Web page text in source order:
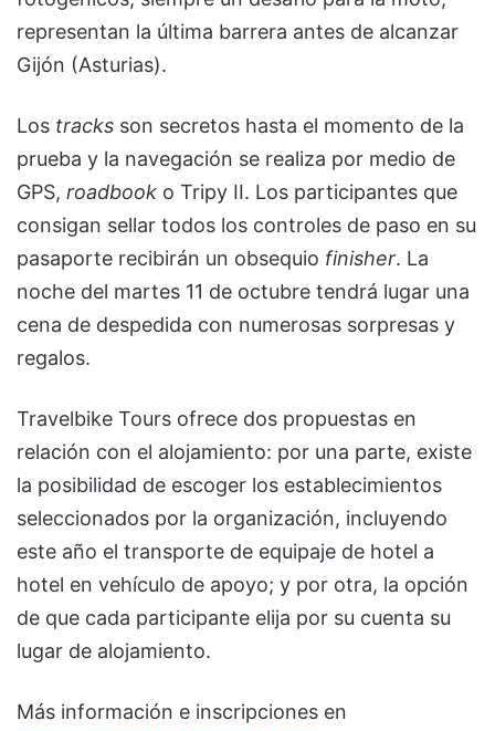
representan la última barrera antes de alcanzar
Gijón (Asturias).
Los tracks son secretos hasta el momento de la
prueba y la navegación se realiza por medio de
GPS, roadbook o Tripy II. Los participantes que
consigan sellar todos los controles de paso en su
pasaporte recibirán un obsequio finisher. La
noche del martes 11 de octubre tendrá lugar una
cena de despedida con numerosas sorpresas y
regalos.
Travelbike Tours ofrece dos propuestas en
relación con el alojamiento: por una parte, existe
la posibilidad de escoger los establecimientos
seleccionados por la organización, incluyendo
este año el transporte de equipaje de hotel a
hotel en vehículo de apoyo; y por otra, la opción
de que cada participante elija por su cuenta su
lugar de alojamiento.
Más información e inscripciones en